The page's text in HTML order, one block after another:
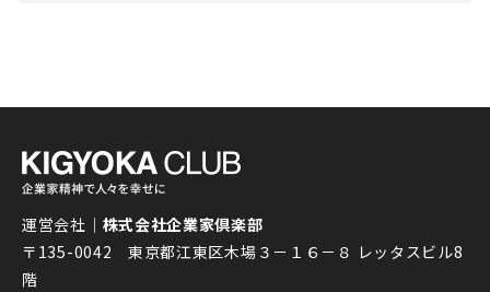
運営会社｜ 株式会社企業家倶楽部
〒135-0042 東京都江東区木場３－１６－８ レッタスビル8
階